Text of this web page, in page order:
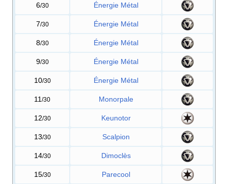
6/30 Énergie Métal
7/30 Énergie Métal
8/30 Énergie Métal
9/30 Énergie Métal
10/30 Énergie Métal
11 /30 Monorpale
12/30 Keunotor
13/30 Scalpion
14/30 Dimoclès
15/30 Parecool